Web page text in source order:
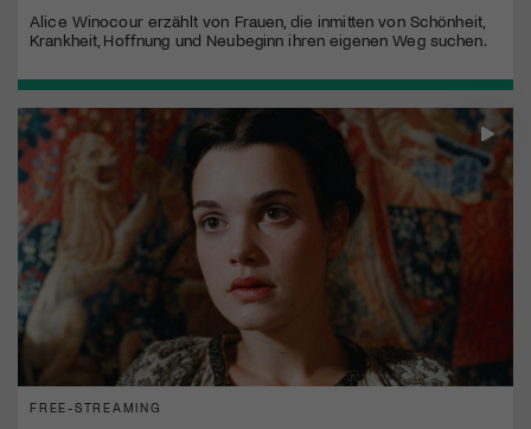
Alice Winocour erzählt von Frauen, die inmitten von Schönheit,
Krankheit, Hoffnung und Neubeginn ihren eigenen Weg suchen.
FREE-STREAMING